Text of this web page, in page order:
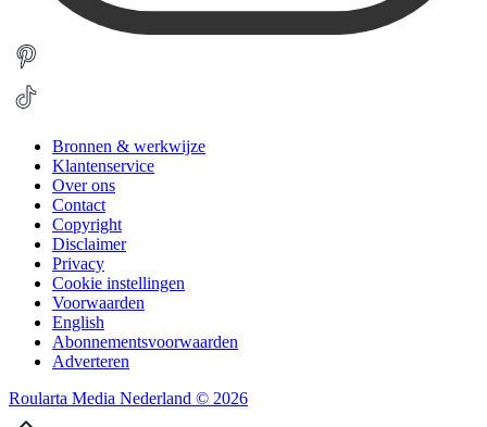
Bronnen & werkwijze
Klantenservice
Over ons
Contact
Copyright
Disclaimer
Privacy
Cookie instellingen
Voorwaarden
English
Abonnementsvoorwaarden
Adverteren
Roularta Media Nederland © 2026